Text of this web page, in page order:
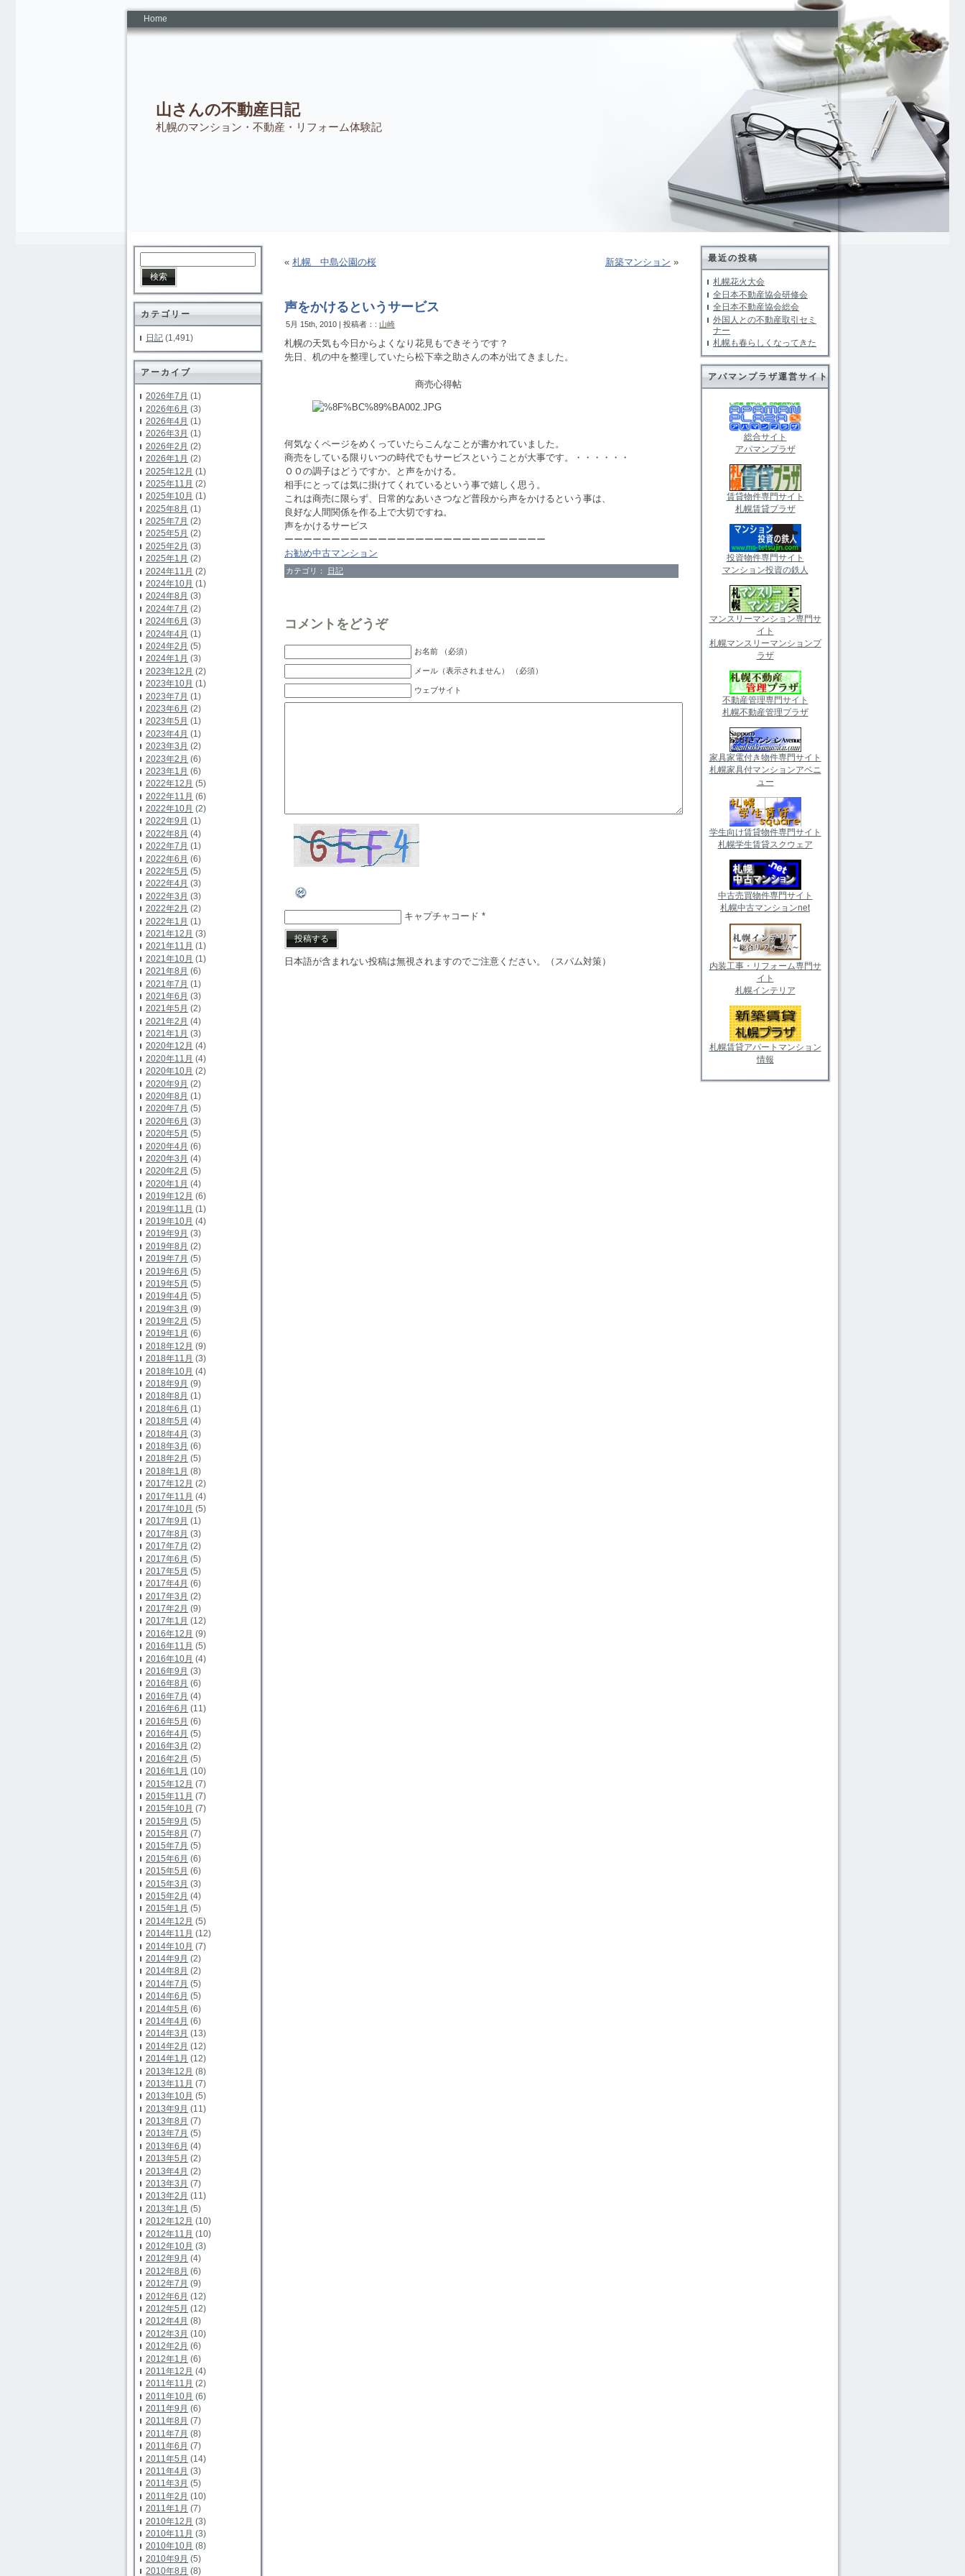
Home
山さんの不動産日記
札幌のマンション・不動産・リフォーム体験記
カテゴリー
日記 (1,491)
アーカイブ
2026年7月 (1)
2026年6月 (3)
2026年4月 (1)
2026年3月 (1)
2026年2月 (2)
2026年1月 (2)
2025年12月 (1)
2025年11月 (2)
2025年10月 (1)
2025年8月 (1)
2025年7月 (2)
2025年5月 (2)
2025年2月 (3)
2025年1月 (2)
2024年11月 (2)
2024年10月 (1)
2024年8月 (3)
2024年7月 (2)
2024年6月 (3)
2024年4月 (1)
2024年2月 (5)
2024年1月 (3)
2023年12月 (2)
2023年10月 (1)
2023年7月 (1)
2023年6月 (2)
2023年5月 (1)
2023年4月 (1)
2023年3月 (2)
2023年2月 (6)
2023年1月 (6)
2022年12月 (5)
2022年11月 (6)
2022年10月 (2)
2022年9月 (1)
2022年8月 (4)
2022年7月 (1)
2022年6月 (6)
2022年5月 (5)
2022年4月 (3)
2022年3月 (3)
2022年2月 (2)
2022年1月 (1)
2021年12月 (3)
2021年11月 (1)
2021年10月 (1)
2021年8月 (6)
2021年7月 (1)
2021年6月 (3)
2021年5月 (2)
2021年2月 (4)
2021年1月 (3)
2020年12月 (4)
2020年11月 (4)
2020年10月 (2)
2020年9月 (2)
2020年8月 (1)
2020年7月 (5)
2020年6月 (3)
2020年5月 (5)
2020年4月 (6)
2020年3月 (4)
2020年2月 (5)
2020年1月 (4)
2019年12月 (6)
2019年11月 (1)
2019年10月 (4)
2019年9月 (3)
2019年8月 (2)
2019年7月 (5)
2019年6月 (5)
2019年5月 (5)
2019年4月 (5)
2019年3月 (9)
2019年2月 (5)
2019年1月 (6)
2018年12月 (9)
2018年11月 (3)
2018年10月 (4)
2018年9月 (9)
2018年8月 (1)
2018年6月 (1)
2018年5月 (4)
2018年4月 (3)
2018年3月 (6)
2018年2月 (5)
2018年1月 (8)
2017年12月 (2)
2017年11月 (4)
2017年10月 (5)
2017年9月 (1)
2017年8月 (3)
2017年7月 (2)
2017年6月 (5)
2017年5月 (5)
2017年4月 (6)
2017年3月 (2)
2017年2月 (9)
2017年1月 (12)
2016年12月 (9)
2016年11月 (5)
2016年10月 (4)
2016年9月 (3)
2016年8月 (6)
2016年7月 (4)
2016年6月 (11)
2016年5月 (6)
2016年4月 (5)
2016年3月 (2)
2016年2月 (5)
2016年1月 (10)
2015年12月 (7)
2015年11月 (7)
2015年10月 (7)
2015年9月 (5)
2015年8月 (7)
2015年7月 (5)
2015年6月 (6)
2015年5月 (6)
2015年3月 (3)
2015年2月 (4)
2015年1月 (5)
2014年12月 (5)
2014年11月 (12)
2014年10月 (7)
2014年9月 (2)
2014年8月 (2)
2014年7月 (5)
2014年6月 (5)
2014年5月 (6)
2014年4月 (6)
2014年3月 (13)
2014年2月 (12)
2014年1月 (12)
2013年12月 (8)
2013年11月 (7)
2013年10月 (5)
2013年9月 (11)
2013年8月 (7)
2013年7月 (5)
2013年6月 (4)
2013年5月 (2)
2013年4月 (2)
2013年3月 (7)
2013年2月 (11)
2013年1月 (5)
2012年12月 (10)
2012年11月 (10)
2012年10月 (3)
2012年9月 (4)
2012年8月 (6)
2012年7月 (9)
2012年6月 (12)
2012年5月 (12)
2012年4月 (8)
2012年3月 (10)
2012年2月 (6)
2012年1月 (6)
2011年12月 (4)
2011年11月 (2)
2011年10月 (6)
2011年9月 (6)
2011年8月 (7)
2011年7月 (8)
2011年6月 (7)
2011年5月 (14)
2011年4月 (3)
2011年3月 (5)
2011年2月 (10)
2011年1月 (7)
2010年12月 (3)
2010年11月 (3)
2010年10月 (8)
2010年9月 (5)
2010年8月 (8)
« 札幌 中島公園の桜 新築マンション »
声をかけるというサービス
5月 15th, 2010 | 投稿者：: 山崎
札幌の天気も今日からよくなり花見もできそうです？
先日、机の中を整理していたら松下幸之助さんの本が出てきました。
商売心得帖
何気なくページをめくっていたらこんなことが書かれていました。
商売をしている限りいつの時代でもサービスということが大事です。・・・・・・
ＯＯの調子はどうですか。と声をかける。
相手にとっては気に掛けてくれているという事で嬉しく思う。
これは商売に限らず、日常的なあいさつなど普段から声をかけるという事は、
良好な人間関係を作る上で大切ですね。
声をかけるサービス
ーーーーーーーーーーーーーーーーーーーーーーーーーーーー
お勧め中古マンション
カテゴリ： 日記
コメントをどうぞ
お名前 （必須）
メール（表示されません） （必須）
ウェブサイト
キャプチャコード *
日本語が含まれない投稿は無視されますのでご注意ください。（スパム対策）
最近の投稿
札幌花火大会
全日本不動産協会研修会
全日本不動産協会総会
外国人との不動産取引セミ
ナー
札幌も春らしくなってきた
アパマンプラザ運営サイト
総合サイト
アパマンプラザ
賃貸物件専門サイト
札幌賃貸プラザ
投資物件専門サイト
マンション投資の鉄人
マンスリーマンション専門サ
イト
札幌マンスリーマンションプ
ラザ
不動産管理専門サイト
札幌不動産管理プラザ
家具家電付き物件専門サイト
札幌家具付マンションアベニ
ュー
学生向け賃貸物件専門サイト
札幌学生賃貸スクウェア
中古売買物件専門サイト
札幌中古マンションnet
内装工事・リフォーム専門サ
イト
札幌インテリア
札幌賃貸アパートマンション
情報